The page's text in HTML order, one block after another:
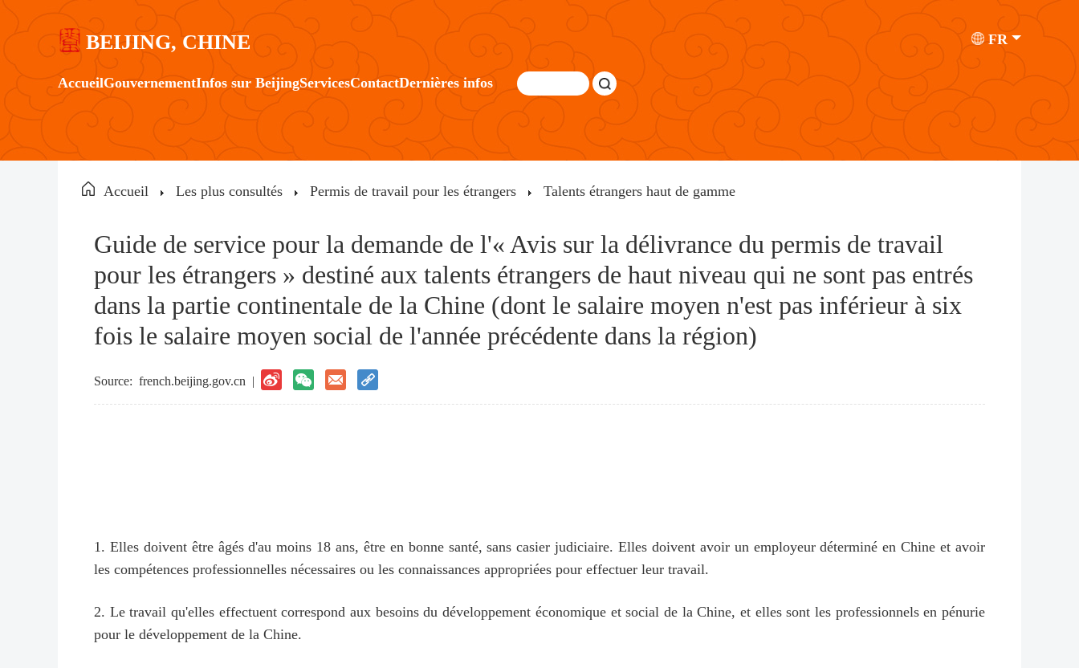
BEIJING, CHINE FR
AccueilGouvernementInfos sur BeijingServicesContactDernières infos
Accueil Les plus consultés Permis de travail pour les étrangers Talents étrangers haut de gamme
Guide de service pour la demande de l'« Avis sur la délivrance du permis de travail
pour les étrangers » destiné aux talents étrangers de haut niveau qui ne sont pas entrés
dans la partie continentale de la Chine (dont le salaire moyen n'est pas inférieur à six
fois le salaire moyen social de l'année précédente dans la région)
Source: french.beijing.gov.cn |
1. Elles doivent être âgés d'au moins 18 ans, être en bonne santé, sans casier judiciaire. Elles doivent avoir un employeur déterminé en Chine et avoir
les compétences professionnelles nécessaires ou les connaissances appropriées pour effectuer leur travail.
2. Le travail qu'elles effectuent correspond aux besoins du développement économique et social de la Chine, et elles sont les professionnels en pénurie
pour le développement de la Chine.